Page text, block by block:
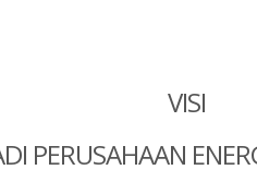
VISI
PERUSAHAAN